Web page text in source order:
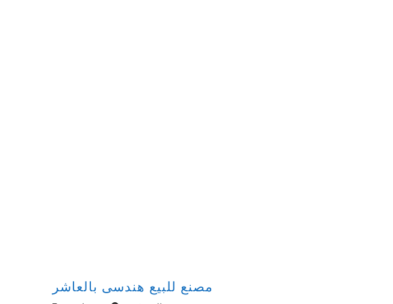
مصنع للبيع هندسى بالعاشر